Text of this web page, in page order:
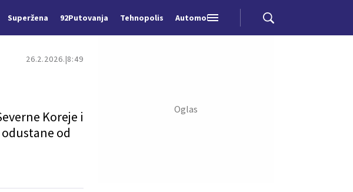
Superžena 92Putovanja Tehnopolis Automobili
26.2.2026. 8:49
Koreje i
od